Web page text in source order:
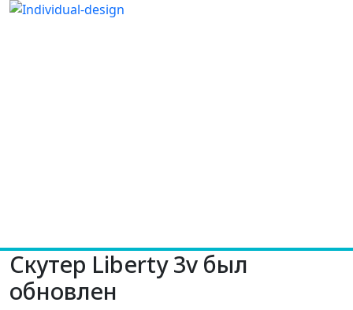
Скутер Liberty 3v был
обновлен